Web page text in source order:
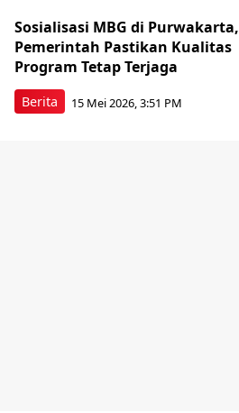
Berita
Sosialisasi MBG di Purwakarta,
Pemerintah Pastikan Kualitas
Program Tetap Terjaga
15 Mei 2026, 3:51 PM